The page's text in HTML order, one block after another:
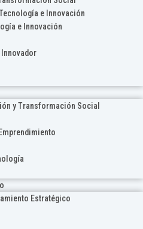
e Innovación
e Innovación
y Transformación Social
Estratégico